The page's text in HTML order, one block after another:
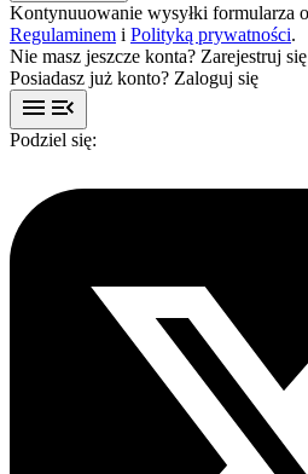
Kontynuuowanie wysyłki formularza
Regulaminem i Polityką prywatności.
Nie masz jeszcze konta? Zarejestruj się
Posiadasz już konto? Zaloguj się
menu menu_open
Podziel się: